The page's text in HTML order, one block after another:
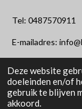
Deze website
doeleinden en/of
gebruik te blijven
akkoord.
Tel: 0487570911
E-mailadres:
Rooysestraat 4
6621AM Dreumel